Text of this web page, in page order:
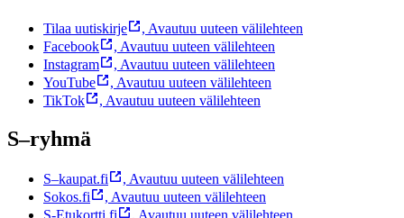
Tilaa uutiskirje , Avautuu uuteen välilehteen
Facebook
, Avautuu uuteen välilehteen
Instagram
, Avautuu uuteen välilehteen
YouTube
, Avautuu uuteen välilehteen
TikTok
, Avautuu uuteen välilehteen
S–ryhmä
S–kaupat.fi , Avautuu uuteen välilehteen
Sokos.fi
, Avautuu uuteen välilehteen
S-Etukortti.fi
, Avautuu uuteen välilehteen